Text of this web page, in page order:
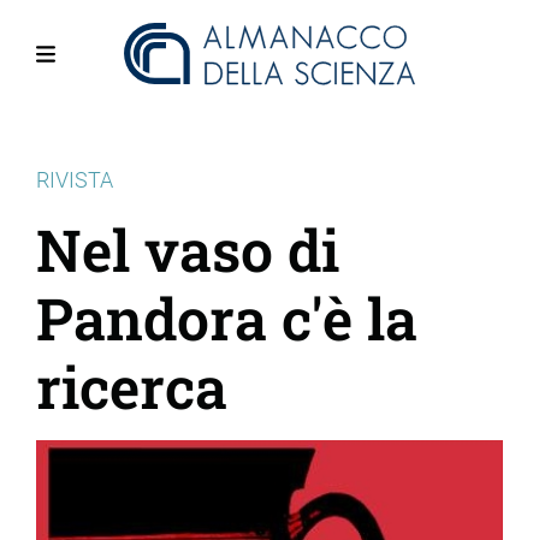
RIVISTA
Nel vaso di
Pandora c'è la
ricerca